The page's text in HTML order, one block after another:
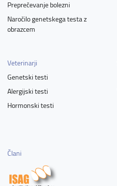
Preprečevanje bolezni
Naročilo genetskega testa z
obrazcem
Veterinarji
Genetski testi
Alergijski testi
Hormonski testi
Člani